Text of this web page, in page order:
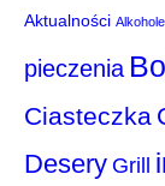
Aktualności
pieczenia
Ciasteczka
Desery Grill